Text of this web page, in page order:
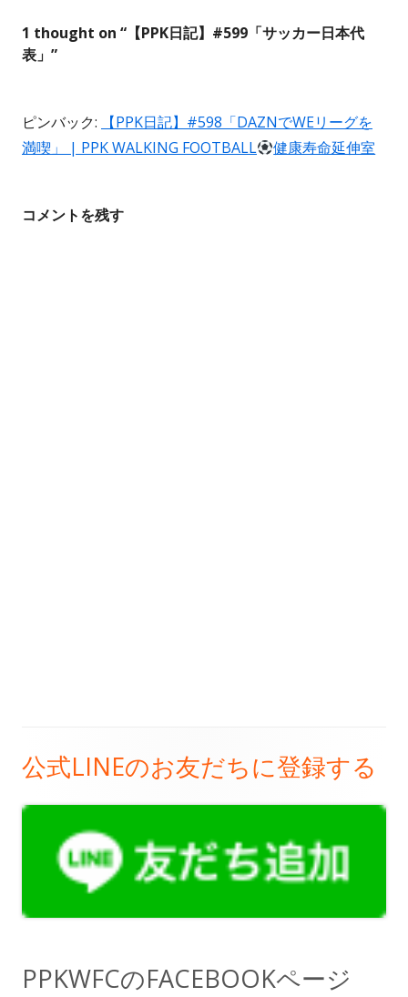
ビ
ー
シ
1 thought on “ 【PPK日記】#599「サッカー日本代
表」 ”
ピンバック:
【PPK日記】#598「DAZNでWEリーグを
満喫」 | PPK WALKING FOOTBALL
健康寿命延伸室
コメントを残す
メ
イ
イ
ド
公式LINEのお友だちに登録する
PPKWFCのFACEBOOKページ